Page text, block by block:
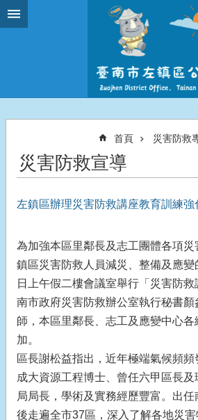
跳到主要內容區塊
首頁 災害防救
災害防救宣導
左鎮區辦理災害防救講座教育訓練強
為加強本區里鄰長及志工團體各項
鎮區災害防救人員減災、整備及應
日上午假二樓會議室舉行「災害防
南市政府災害防救辦公室執行秘書
師，本區里鄰長、志工及應變中心
加。
區長謝松益指出，近年極端氣候頻
成大資源工程博士、曾任六甲區長
局局長，學術及實務經歷豐富。出
後走遍全市37區，深入了解各地災